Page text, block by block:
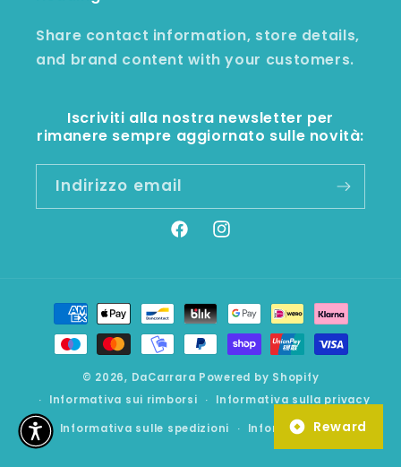
Share contact information, store details,
and brand content with your customers.
Iscriviti alla nostra newsletter per
rimanere sempre aggiornato sulle novità:
Indirizzo email
FacebookInstagram
Metodi
pagamento
© 2026, DaCarrara Powered by Shopify
Informativa sui rimborsi
Informativa sulla privacy
Informativa sulle spedizioni
Informativa legale
Reward